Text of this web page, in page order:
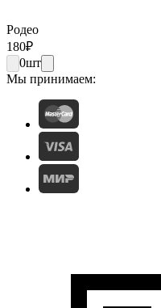
Родео
180₽
0шт
Мы принимаем: